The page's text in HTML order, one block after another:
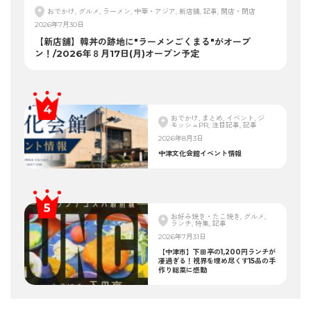
おでかけ, グルメ, ラーメン, 中華・アジア, 新店舗, 記事, 開店・閉店
2026年7月30日
【新店舗】韓丼の跡地に"ラーメンごくまる"がオープ
ン！/2026年８月17日(月)オープン予定
おでかけ, まとめ, イベント, ジ
モッシュPR, 注目記事, 記事
2026年8月3日
中津文化会館イベント情報
お好み焼き・たこ焼き, グルメ,
ランチ, 特集, 記事
2026年7月31日
【中津市】下田亭の1,200円ランチが
凄過ぎる！視界を埋め尽くす15品の手
作り総菜に感動